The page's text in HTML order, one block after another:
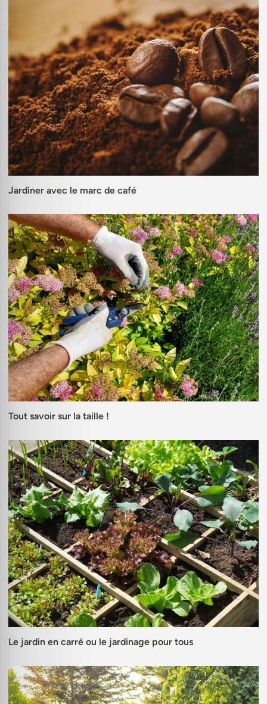
Jardiner avec le marc de café
Tout savoir sur la taille !
Le jardin en carré ou le jardinage pour tous